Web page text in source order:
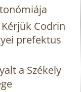
Codrin
prefektus
a Székely